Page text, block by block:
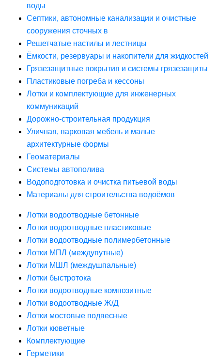
воды
Септики, автономные канализации и очистные
сооружения сточных в
Решетчатые настилы и лестницы
Ёмкости, резервуары и накопители для жидкостей
Грязезащитные покрытия и системы грязезащиты
Пластиковые погреба и кессоны
Лотки и комплектующие для инженерных
коммуникаций
Дорожно-строительная продукция
Уличная, парковая мебель и малые
архитектурные формы
Геоматериалы
Системы автополива
Водоподготовка и очистка питьевой воды
Материалы для строительства водоёмов
Лотки водоотводные бетонные
Лотки водоотводные пластиковые
Лотки водоотводные полимербетонные
Лотки МПЛ (междупутные)
Лотки МШЛ (междушпальные)
Лотки быстротока
Лотки водоотводные композитные
Лотки водоотводные Ж/Д
Лотки мостовые подвесные
Лотки кюветные
Комплектующие
Герметики